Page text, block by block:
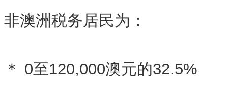
非澳洲税务居民为：
＊ 0至120,000澳元的32.5%